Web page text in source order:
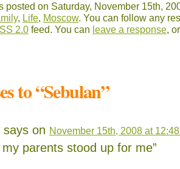
posted on Saturday, November 15th,
, Life, Moscow. You can follow any
2.0 feed. You can leave a response,
to “Sebulan”
says on November 15th, 2008 at
parents stood up for me”